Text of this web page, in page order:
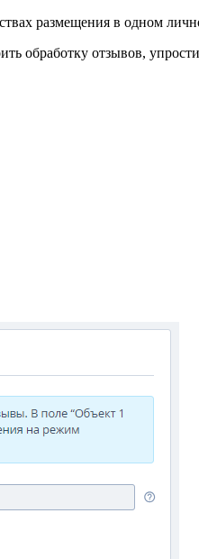
размещения в одном
обработку отзывов,